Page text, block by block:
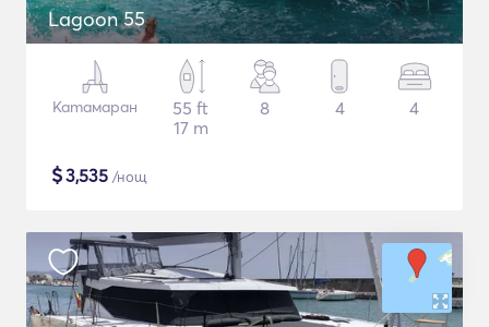
Lagoon 55
Катамаран
55 ft
17 m
8 4 4
$3,535 /нощ